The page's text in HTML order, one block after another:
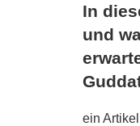
In
und
ein